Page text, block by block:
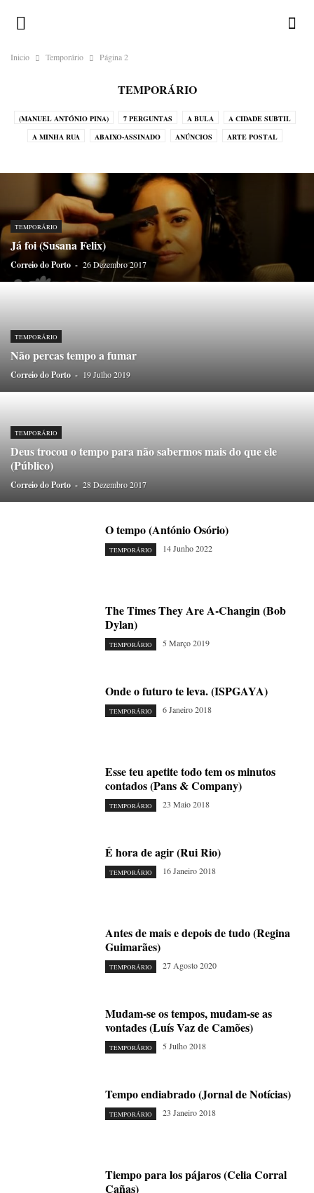
Inicio Temporário Página 2
TEMPORÁRIO
(MANUEL ANTÓNIO PINA) 7 PERGUNTAS A BULA
A CIDADE SUBTIL
A MINHA RUA
ABAIXO-ASSINADO ANÚNCIOS
ARTE POSTAL
CRÓNICAS DO ATLÂNTICO
CRÓNICAS DO JAPÃO
CRÓNICAS DO NADA
DESAFIOS
DEVOCIONÁRIO DA TERRA
DICIOPORTO
DO OUTRO MUNDO
DO PORTO ENIGMATÓGRAFO
GALERIA
GREGUERÍAS
HISTÓRIAS EM POSTAIS
HISTÓRIAS SEM INTERESSE
HOMO ONOMATOPAICO
HUMORO SAPIENS
LEGENDAS
LUGAR DE ESTILO
LUGARES-COMUNS
MÉDIA MENU
MIRADOURO
PAPEL-PENSANTE
POEMÁRIO
POESIA VISUAL
PRIORITÁRIO
RETÂNGULO
TABULETA DIGITAL
TEMPORÁRIO TOPOGRAFIAS
TYPO
TEMPORÁRIO
Já foi (Susana Felix)
Correio do Porto - 26 Dezembro 2017
TEMPORÁRIO
Não percas tempo a fumar
Correio do Porto - 19 Julho 2019
TEMPORÁRIO
Deus trocou o tempo para não sabermos mais do que ele
(Público)
Correio do Porto - 28 Dezembro 2017
O tempo (António Osório)
TEMPORÁRIO 14 Junho 2022
The Times They Are A-Changin (Bob
Dylan)
TEMPORÁRIO 5 Março 2019
Onde o futuro te leva. (ISPGAYA)
TEMPORÁRIO 6 Janeiro 2018
Esse teu apetite todo tem os minutos
contados (Pans & Company)
TEMPORÁRIO 23 Maio 2018
É hora de agir (Rui Rio)
TEMPORÁRIO 16 Janeiro 2018
Antes de mais e depois de tudo (Regina
Guimarães)
TEMPORÁRIO 27 Agosto 2020
Mudam-se os tempos, mudam-se as
vontades (Luís Vaz de Camões)
TEMPORÁRIO 5 Julho 2018
Tempo endiabrado (Jornal de Notícias)
TEMPORÁRIO 23 Janeiro 2018
Tiempo para los pájaros (Celia Corral
Cañas)